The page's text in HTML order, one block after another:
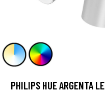
PHILIPS HUE ARGENTA